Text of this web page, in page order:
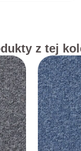
z tej